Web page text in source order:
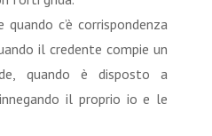
c’è corrispondenza
il credente compie un
quando è disposto a
il proprio io e le